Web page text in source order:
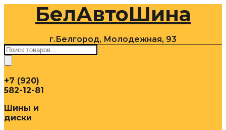
содержимомуБелАвтоШина
г.Белгород, Молодежная, 93
Поиск
товаров
+7 (920)
582-12-81
Шины и
диски